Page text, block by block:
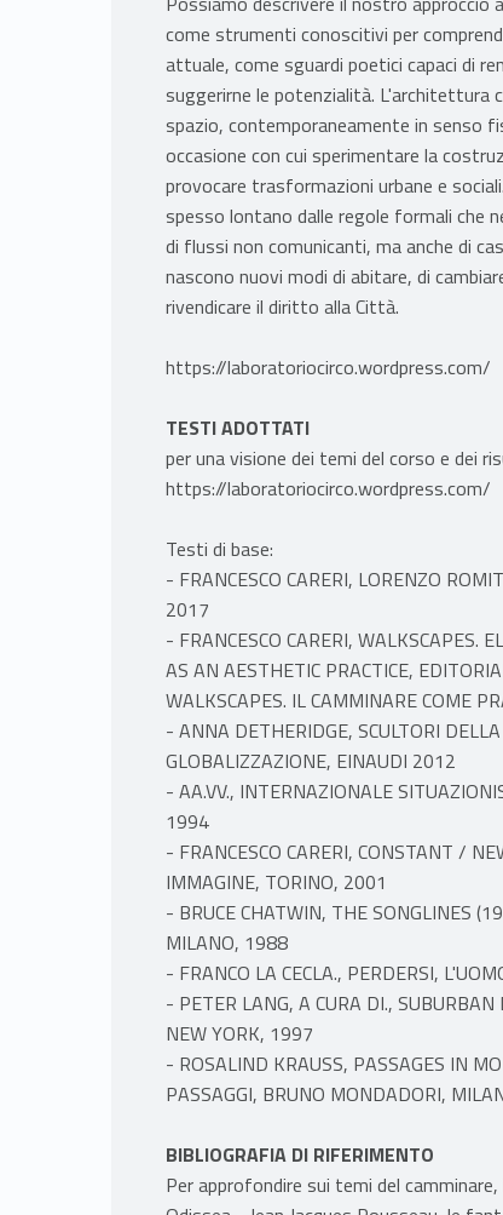
come strumenti conoscitivi per
attuale, come sguardi poetici capaci di
suggerirne le potenzialità. L'architettura
spazio, contemporaneamente in senso
occasione con cui sperimentare la
provocare trasformazioni urbane e
spesso lontano dalle regole formali che
di flussi non comunicanti, ma anche di
nascono nuovi modi di abitare, di
rivendicare il diritto alla Città.
https://laboratoriocirco.wordpress.com/
TESTI ADOTTATI
per una visione dei temi del corso e dei
https://laboratoriocirco.wordpress.com/
Testi di base:
- FRANCESCO CARERI, LORENZO
2017
- FRANCESCO CARERI, WALKSCAPES.
AS AN AESTHETIC PRACTICE,
WALKSCAPES. IL CAMMINARE COME
- ANNA DETHERIDGE, SCULTORI
GLOBALIZZAZIONE, EINAUDI 2012
- AA.VV., INTERNAZIONALE
1994
- FRANCESCO CARERI, CONSTANT /
IMMAGINE, TORINO, 2001
- BRUCE CHATWIN, THE SONGLINES
MILANO, 1988
- FRANCO LA CECLA., PERDERSI,
- PETER LANG, A CURA DI.,
NEW YORK, 1997
- ROSALIND KRAUSS, PASSAGES IN
PASSAGGI, BRUNO MONDADORI,
BIBLIOGRAFIA DI RIFERIMENTO
Per approfondire sui temi del